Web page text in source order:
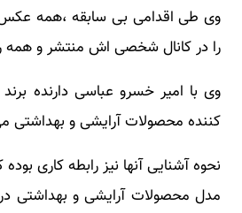
وی طی اقدامی بی سابقه ،همه
را در کانال شخصی اش منتشر و همه
وی با امیر خسرو عباسی دارنده
کننده محصولات آرایشی و بهداشتی
نحوه آشنایی آنها نیز رابطه کاری
مدل محصولات آرایشی و بهداشتی